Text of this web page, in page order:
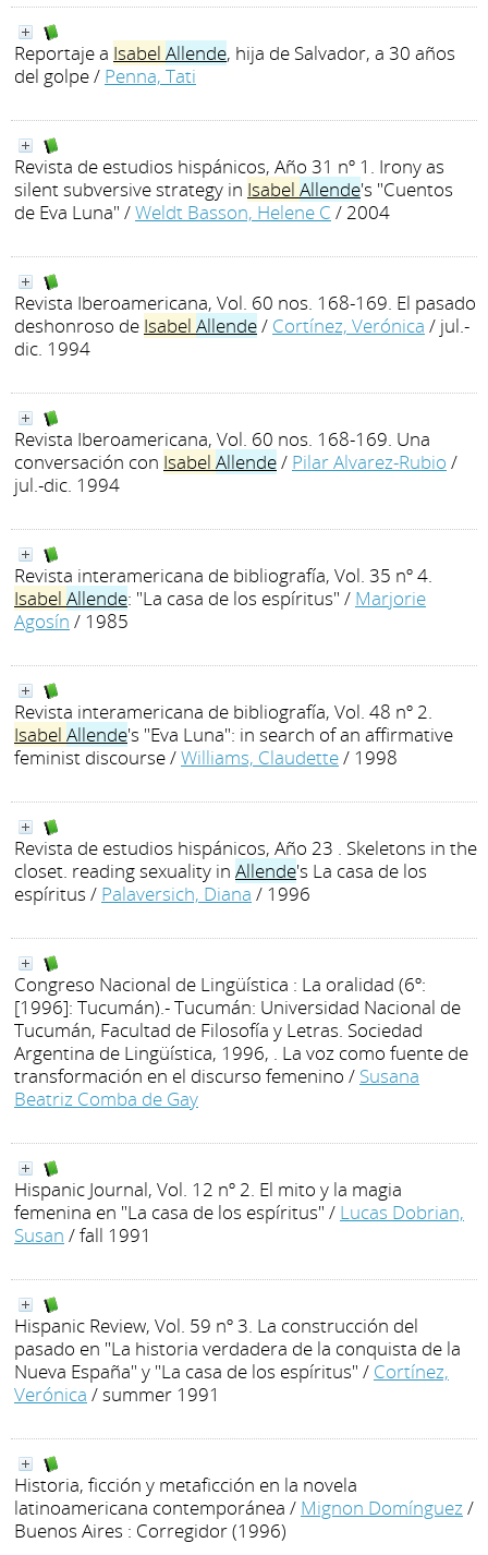
Reportaje a Isabel Allende, hija de Salvador, a 30 años
del golpe/ Penna, Tati
Revista de estudios hispánicos, Año 31 nº 1. Irony as
silent subversive strategy in Isabel Allende's "Cuentos
de Eva Luna" /Weldt Basson, Helene C / 2004
Revista Iberoamericana, Vol. 60 nos. 168-169. El pasado
deshonroso de Isabel Allende/ Cortínez, Verónica / jul.-
dic. 1994
Revista Iberoamericana, Vol. 60 nos. 168-169. Una
conversación con Isabel Allende/ Pilar Alvarez-Rubio /
jul.-dic. 1994
Revista interamericana de bibliografía, Vol. 35 nº 4.
Isabel Allende: "La casa de los espíritus" / Marjorie
Agosín / 1985
Revista interamericana de bibliografía, Vol. 48 nº 2.
Isabel Allende's "Eva Luna": in search of an affirmative
feminist discourse/Williams, Claudette/ 1998
Revista de estudios hispánicos, Año 23 . Skeletons in the
closet. reading sexuality in Allende's La casa de los
espíritus / Palaversich, Diana / 1996
Congreso Nacional de Lingüística : La oralidad (6º:
[1996]: Tucumán).- Tucumán: Universidad Nacional de
Tucumán, Facultad de Filosofía y Letras. Sociedad
Argentina de Lingüística, 1996, . La voz como fuente de
transformación en el discurso femenino / Susana
Beatriz Comba de Gay
Hispanic Journal, Vol. 12 nº 2. El mito y la magia
femenina en "La casa de los espíritus" / Lucas Dobrian,
Susan / fall 1991
Hispanic Review, Vol. 59 nº 3. La construcción del
pasado en "La historia verdadera de la conquista de la
Nueva España" y "La casa de los espíritus" / Cortínez,
Verónica / summer 1991
Historia, ficción y metaficción en la novela
latinoamericana contemporánea / Mignon Domínguez/
Buenos Aires : Corregidor (1996)